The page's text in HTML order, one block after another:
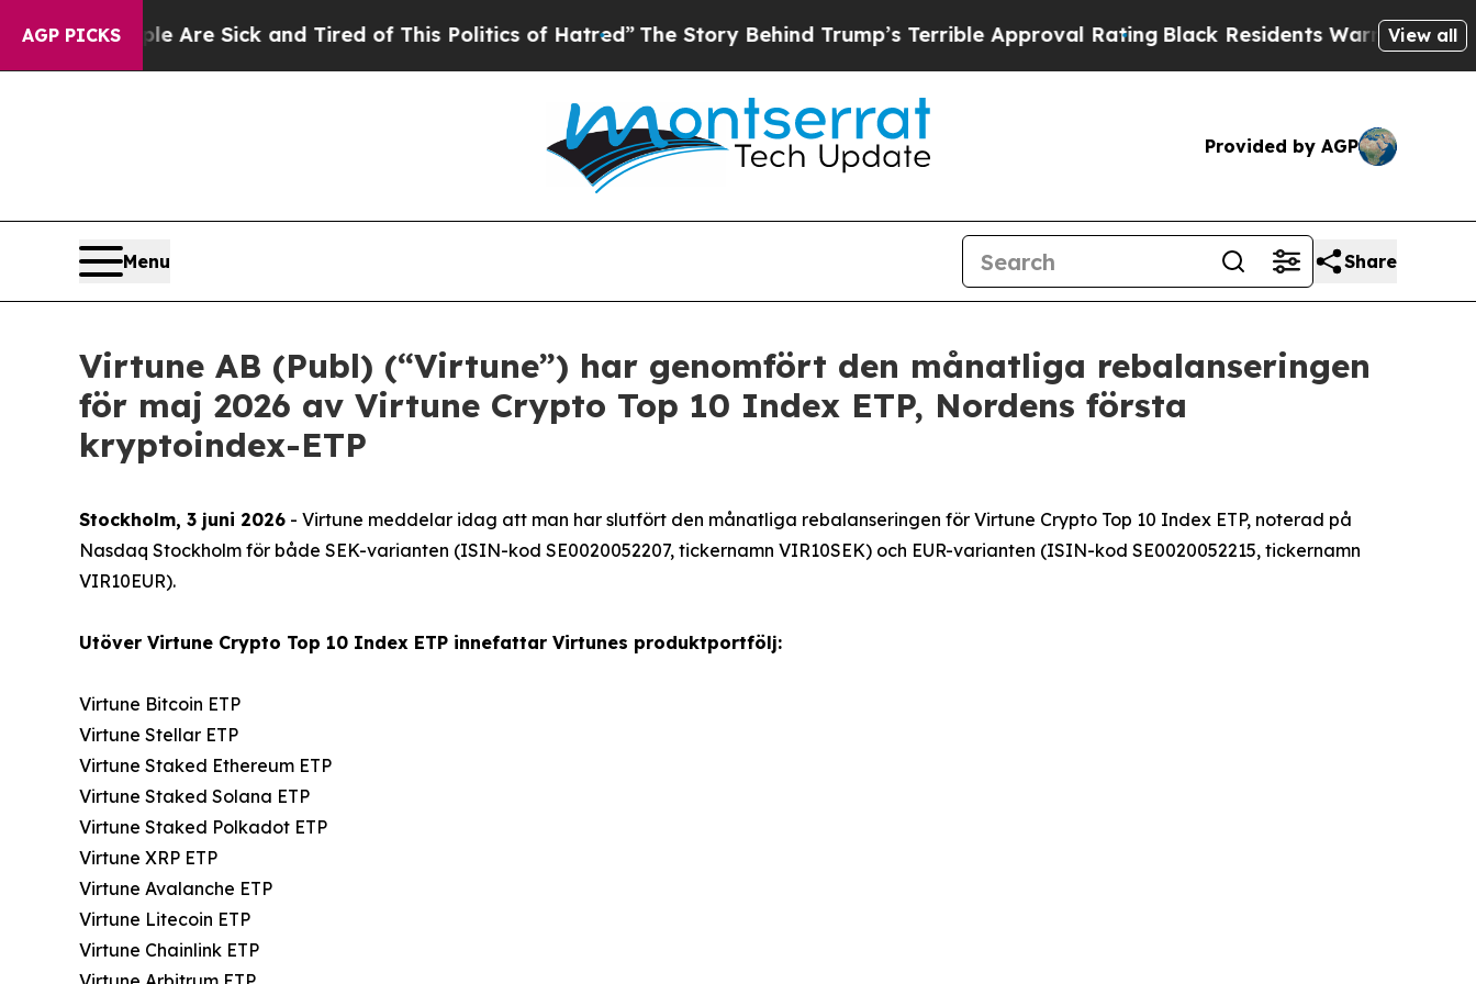
AGP PICKSAre Sick and Tired of This Politics of Hatred”The Story Behind Trump’s Terrible Approval RatingBlack Residents Warned of AbusiveView all
Provided by AGP
Menu Share
Virtune AB (Publ) (“Virtune”) har genomfört den månatliga rebalanseringen
för maj 2026 av Virtune Crypto Top 10 Index ETP, Nordens första
kryptoindex-ETP
Stockholm, 3 juni 2026 - Virtune meddelar idag att man har slutfört den månatliga rebalanseringen för Virtune Crypto Top 10 Index ETP, noterad på
Nasdaq Stockholm för både SEK-varianten (ISIN-kod SE0020052207, tickernamn VIR10SEK) och EUR-varianten (ISIN-kod SE0020052215, tickernamn
VIR10EUR).
Utöver Virtune Crypto Top 10 Index ETP innefattar Virtunes produktportfölj:
Virtune Bitcoin ETP
Virtune Stellar ETP
Virtune Staked Ethereum ETP
Virtune Staked Solana ETP
Virtune Staked Polkadot ETP
Virtune XRP ETP
Virtune Avalanche ETP
Virtune Litecoin ETP
Virtune Chainlink ETP